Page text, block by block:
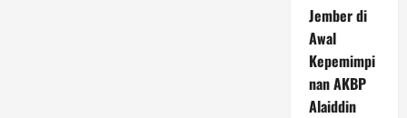
Jember di
Awal
Kepemimpi
nan AKBP
Alaiddin